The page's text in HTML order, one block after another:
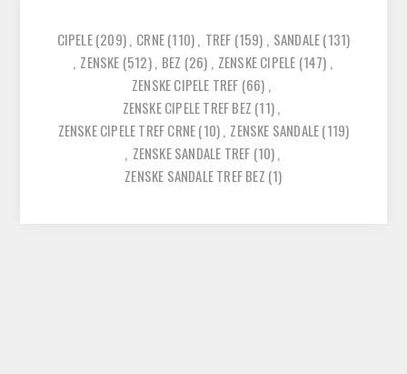
CIPELE(209), CRNE(110), TREF (159) , SANDALE(131)
, ZENSKE (512), BEZ (26) , ZENSKE CIPELE (147) ,
ZENSKE CIPELE TREF (66) ,
ZENSKE CIPELE TREF BEZ (11),
ZENSKE CIPELE TREF CRNE(10), ZENSKE SANDALE(119)
, ZENSKE SANDALE TREF (10),
ZENSKE SANDALE TREF BEZ (1)